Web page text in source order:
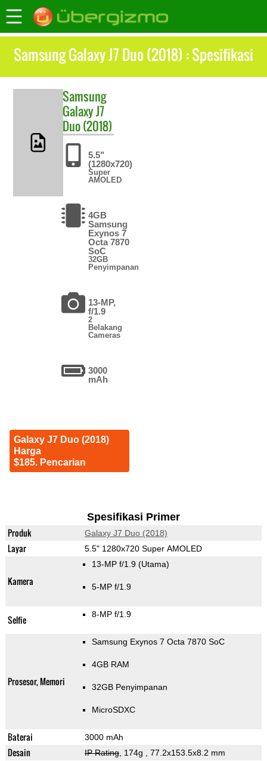
Samsung Galaxy J7 Duo (2018) : Spesifikasi
Samsung
Galaxy J7
Duo (2018)
5.5"
(1280x720)
Super
AMOLED
4GB
Samsung
Exynos 7
Octa 7870
SoC
32GB
Penyimpanan
13-MP,
f/1.9
2
Belakang
Cameras
3000
mAh
Galaxy J7 Duo (2018)
Harga
$185. Pencarian
Spesifikasi Primer
Produk Galaxy J7 Duo (2018)
Layar 5.5" 1280x720 Super AMOLED
Kamera
13-MP f/1.9 (Utama)
5-MP f/1.9
Selfie 8-MP f/1.9
Prosesor, Memori
Samsung Exynos 7 Octa 7870 SoC
4GB RAM
32GB Penyimpanan
MicroSDXC
Baterai 3000 mAh
Desain IP Rating, 174g , 77.2x153.5x8.2 mm